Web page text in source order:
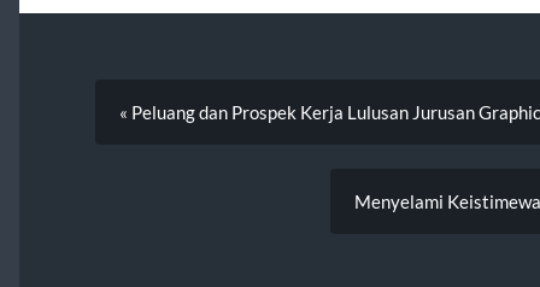
« Peluang dan Prospek Kerja Lulusan Jurusan
Menyelami